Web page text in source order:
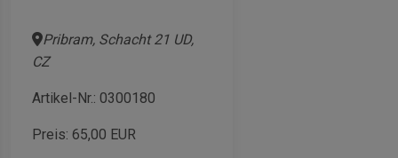
Pribram, Schacht 21 UD,
CZ
Artikel-Nr.: 0300180
Preis: 65,00 EUR